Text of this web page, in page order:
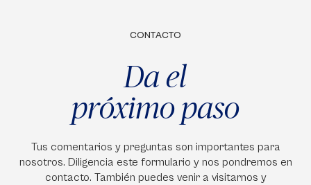
CONTACTO
Da el
próximo paso
Tus comentarios y preguntas son importantes para
nosotros. Diligencia este formulario y nos pondremos en
contacto. También puedes venir a visitarnos y